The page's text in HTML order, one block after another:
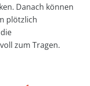
Danach können
plötzlich
zum Tragen.